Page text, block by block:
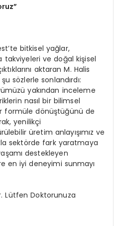
bitkisel yağlar,
takviyeleri ve doğal kişisel
aktaran M. Halis
sözlerle sonlandırdı:
yakından inceleme
nasıl bir bilimsel
formüle dönüştüğünü de
yenilikçi
üretim anlayışımız ve
sektörde fark yaratmaya
destekleyen
en iyi deneyimi sunmayı
Lütfen Doktorunuza